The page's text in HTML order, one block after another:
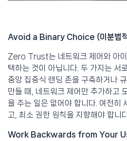
Avoid a Binary Choice (이분법적
Zero Trust는 네트워크 제어와 아
택하는 것이 아닙니다. 두 가지는 서
중앙 집중식 랜딩 존을 구축하거나
만들 때, 네트워크 제어만 추가하고
을 주는 일은 없어야 합니다. 여전히
고, 최소 권한 원칙을 지향해야 합니
Work Backwards from Your